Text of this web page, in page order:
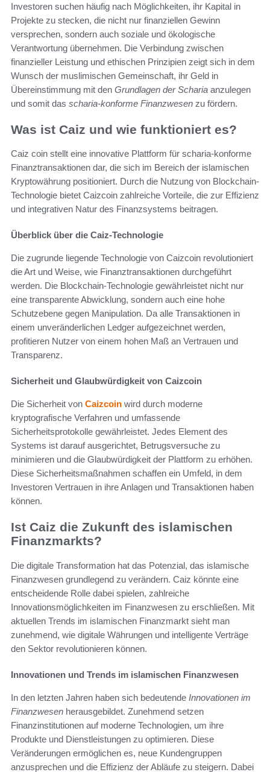
Investoren suchen häufig nach Möglichkeiten, ihr Kapital in
Projekte zu stecken, die nicht nur finanziellen Gewinn
versprechen, sondern auch soziale und ökologische
Verantwortung übernehmen. Die Verbindung zwischen
finanzieller Leistung und ethischen Prinzipien zeigt sich in dem
Wunsch der muslimischen Gemeinschaft, ihr Geld in
Übereinstimmung mit den Grundlagen der Scharia anzulegen
und somit das scharia-konforme Finanzwesen zu fördern.
Was ist Caiz und wie funktioniert es?
Caiz coin stellt eine innovative Plattform für scharia-konforme
Finanztransaktionen dar, die sich im Bereich der islamischen
Kryptowährung positioniert. Durch die Nutzung von Blockchain-
Technologie bietet Caizcoin zahlreiche Vorteile, die zur Effizienz
und integrativen Natur des Finanzsystems beitragen.
Überblick über die Caiz-Technologie
Die zugrunde liegende Technologie von Caizcoin revolutioniert
die Art und Weise, wie Finanztransaktionen durchgeführt
werden. Die Blockchain-Technologie gewährleistet nicht nur
eine transparente Abwicklung, sondern auch eine hohe
Schutzebene gegen Manipulation. Da alle Transaktionen in
einem unveränderlichen Ledger aufgezeichnet werden,
profitieren Nutzer von einem hohen Maß an Vertrauen und
Transparenz.
Sicherheit und Glaubwürdigkeit von Caizcoin
Die Sicherheit von Caizcoin wird durch moderne
kryptografische Verfahren und umfassende
Sicherheitsprotokolle gewährleistet. Jedes Element des
Systems ist darauf ausgerichtet, Betrugsversuche zu
minimieren und die Glaubwürdigkeit der Plattform zu erhöhen.
Diese Sicherheitsmaßnahmen schaffen ein Umfeld, in dem
Investoren Vertrauen in ihre Anlagen und Transaktionen haben
können.
Ist Caiz die Zukunft des islamischen
Finanzmarkts?
Die digitale Transformation hat das Potenzial, das islamische
Finanzwesen grundlegend zu verändern. Caiz könnte eine
entscheidende Rolle dabei spielen, zahlreiche
Innovationsmöglichkeiten im Finanzwesen zu erschließen. Mit
aktuellen Trends im islamischen Finanzmarkt sieht man
zunehmend, wie digitale Währungen und intelligente Verträge
den Sektor revolutionieren können.
Innovationen und Trends im islamischen Finanzwesen
In den letzten Jahren haben sich bedeutende Innovationen im
Finanzwesen herausgebildet. Zunehmend setzen
Finanzinstitutionen auf moderne Technologien, um ihre
Produkte und Dienstleistungen zu optimieren. Diese
Veränderungen ermöglichen es, neue Kundengruppen
anzusprechen und die Effizienz der Abläufe zu steigern. Dabei